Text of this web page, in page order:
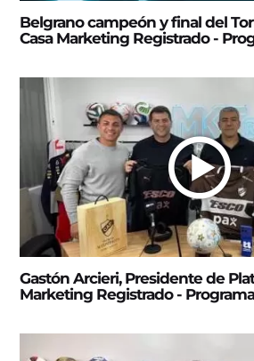
Belgrano campeón y final del
Casa Marketing Registrado -
Gastón Arcieri, Presidente de
Marketing Registrado -